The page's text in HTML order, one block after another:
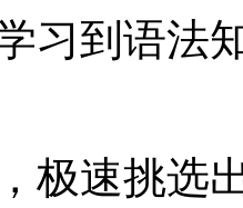
习到语法
极速挑选